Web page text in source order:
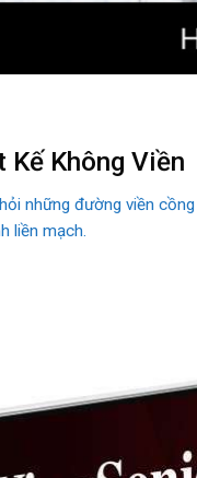
Kế Không Viền
những đường viền
liền mạch.